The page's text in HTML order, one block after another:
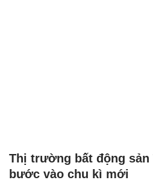
Thị trường bất động sản
bước vào chu kì mới